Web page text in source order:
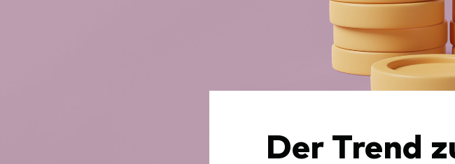
LifeStrategy
Modellportfolios
Anbieterliste
Vanguard Modellportfolios
Vanguard Beratungsstudie
Der Trend